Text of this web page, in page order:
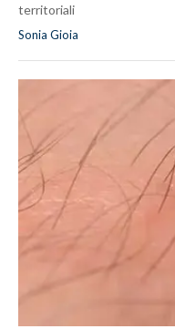
territoriali
Sonia Gioia